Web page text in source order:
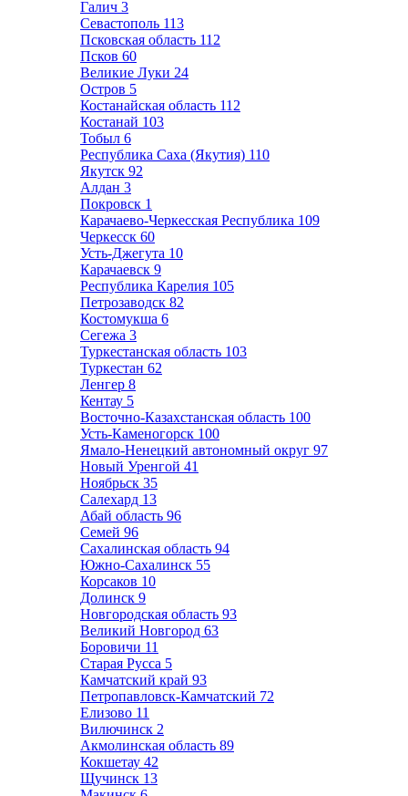
Галич 3
Севастополь 113
Псковская область 112
Псков 60
Великие Луки 24
Остров 5
Костанайская область 112
Костанай 103
Тобыл 6
Республика Саха (Якутия) 110
Якутск 92
Алдан 3
Покровск 1
Карачаево-Черкесская Республика 109
Черкесск 60
Усть-Джегута 10
Карачаевск 9
Республика Карелия 105
Петрозаводск 82
Костомукша 6
Сегежа 3
Туркестанская область 103
Туркестан 62
Ленгер 8
Кентау 5
Восточно-Казахстанская область 100
Усть-Каменогорск 100
Ямало-Ненецкий автономный округ 97
Новый Уренгой 41
Ноябрьск 35
Салехард 13
Абай область 96
Семей 96
Сахалинская область 94
Южно-Сахалинск 55
Корсаков 10
Долинск 9
Новгородская область 93
Великий Новгород 63
Боровичи 11
Старая Русса 5
Камчатский край 93
Петропавловск-Камчатский 72
Елизово 11
Вилючинск 2
Акмолинская область 89
Кокшетау 42
Щучинск 13